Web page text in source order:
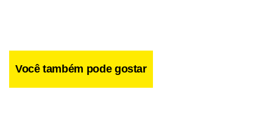
cirurgia foi realizada sete anos depois.
Você também pode gostar